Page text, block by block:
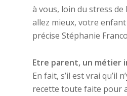
à vous, loin du stress de
allez mieux, votre
précise Stéphanie
Etre parent, un métier
En fait, s’il est vrai qu’il
recette toute faite pour